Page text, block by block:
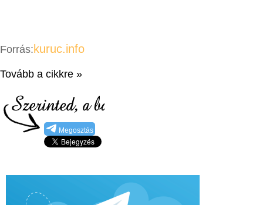
Forrás: kuruc.info
Tovább a cikkre »
Megosztás